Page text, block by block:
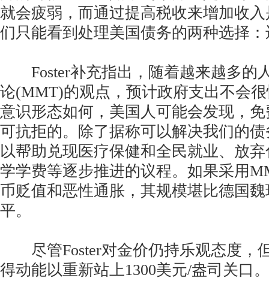
就会疲弱，而通过提高税收来增加收
们只能看到处理美国债务的两种选择
Foster补充指出，随着越来越多的
论(MMT)的观点，预计政府支出不会
意识形态如何，美国人可能会发现，
可抗拒的。除了据称可以解决我们的
以帮助兑现医疗保健和全民就业、放
学学费等逐步推进的议程。如果采用
币贬值和恶性通胀，其规模堪比德国
平。
尽管Foster对金价仍持乐观态度，
得动能以重新站上1300美元/盎司关口。